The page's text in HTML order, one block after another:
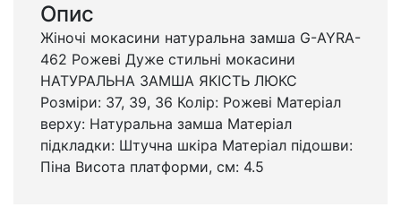
Опис
Жіночі мокасини натуральна замша G-AYRA-
462 Рожеві Дуже стильні мокасини
НАТУРАЛЬНА ЗАМША ЯКІСТЬ ЛЮКС
Розміри: 37, 39, 36 Колір: Рожеві Матеріал
верху: Натуральна замша Матеріал
підкладки: Штучна шкіра Матеріал підошви:
Піна Висота платформи, см: 4.5